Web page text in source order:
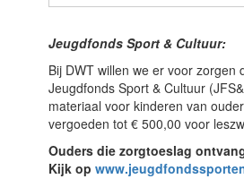
Jeugdfonds Sport & Cultuur:
Bij DWT willen we er voor
Jeugdfonds Sport & Cultuur
materiaal voor kinderen van
vergoeden tot € 500,00 voor
Ouders die zorgtoeslag
Kijk op